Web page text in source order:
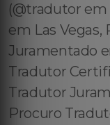
(@tradutor em
em Las
Juramentado
Tradutor
Tradutor
Procuro